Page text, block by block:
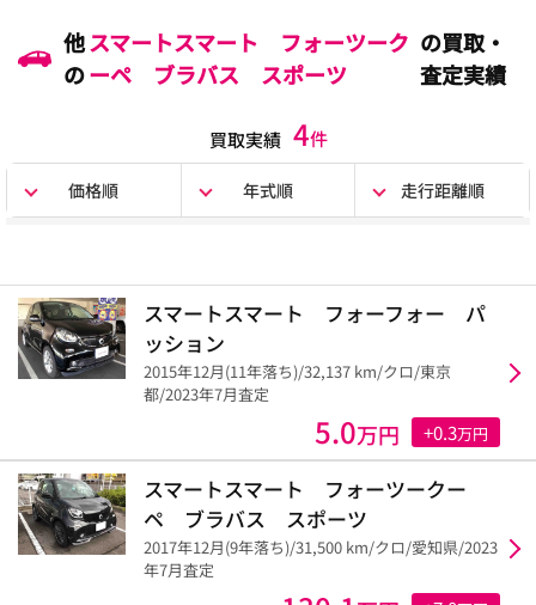
他
の
スマートスマート フォーツーク
ーペ ブラバス スポーツ
の買取・
査定実績
買取実績 4件
価格順 年式順 走行距離順
スマートスマート フォーフォー パ
ッション
2015年12月(11年落ち)/32,137 km/クロ/東京
都/2023年7月査定
5.0万円 +0.3万円
スマートスマート フォーツークー
ペ ブラバス スポーツ
2017年12月(9年落ち)/31,500 km/クロ/愛知県/2023
年7月査定